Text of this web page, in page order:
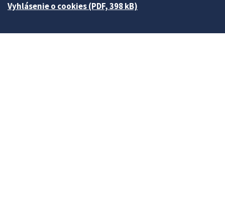
Vyhlásenie o cookies (PDF, 398 kB)